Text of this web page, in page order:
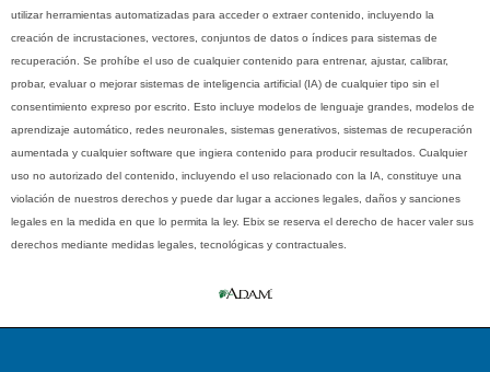
utilizar herramientas automatizadas para acceder o extraer contenido, incluyendo la
creación de incrustaciones, vectores, conjuntos de datos o índices para sistemas de
recuperación. Se prohíbe el uso de cualquier contenido para entrenar, ajustar, calibrar,
probar, evaluar o mejorar sistemas de inteligencia artificial (IA) de cualquier tipo sin el
consentimiento expreso por escrito. Esto incluye modelos de lenguaje grandes, modelos de
aprendizaje automático, redes neuronales, sistemas generativos, sistemas de recuperación
aumentada y cualquier software que ingiera contenido para producir resultados. Cualquier
uso no autorizado del contenido, incluyendo el uso relacionado con la IA, constituye una
violación de nuestros derechos y puede dar lugar a acciones legales, daños y sanciones
legales en la medida en que lo permita la ley. Ebix se reserva el derecho de hacer valer sus
derechos mediante medidas legales, tecnológicas y contractuales.